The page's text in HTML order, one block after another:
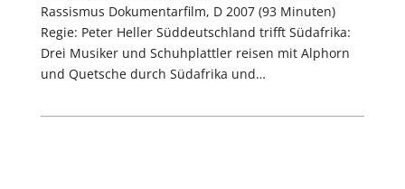
Rassismus Dokumentarfilm, D 2007 (93 Minuten)
Regie: Peter Heller Süddeutschland trifft Südafrika:
Drei Musiker und Schuhplattler reisen mit Alphorn
und Quetsche durch Südafrika und…